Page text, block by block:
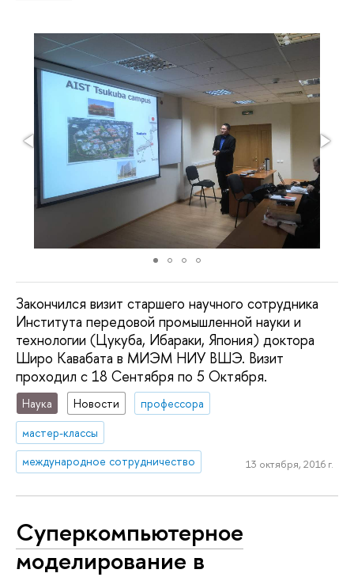
Закончился визит старшего научного сотрудника
Института передовой промышленной науки и
технологии (Цукуба, Ибараки, Япония) доктора
Широ Кавабата в МИЭМ НИУ ВШЭ. Визит
проходил с 18 Сентября по 5 Октября.
Наука Новости
профессора
мастер-классы
международное сотрудничество
13 октября, 2016 г.
Cуперкомпьютерное
моделирование в